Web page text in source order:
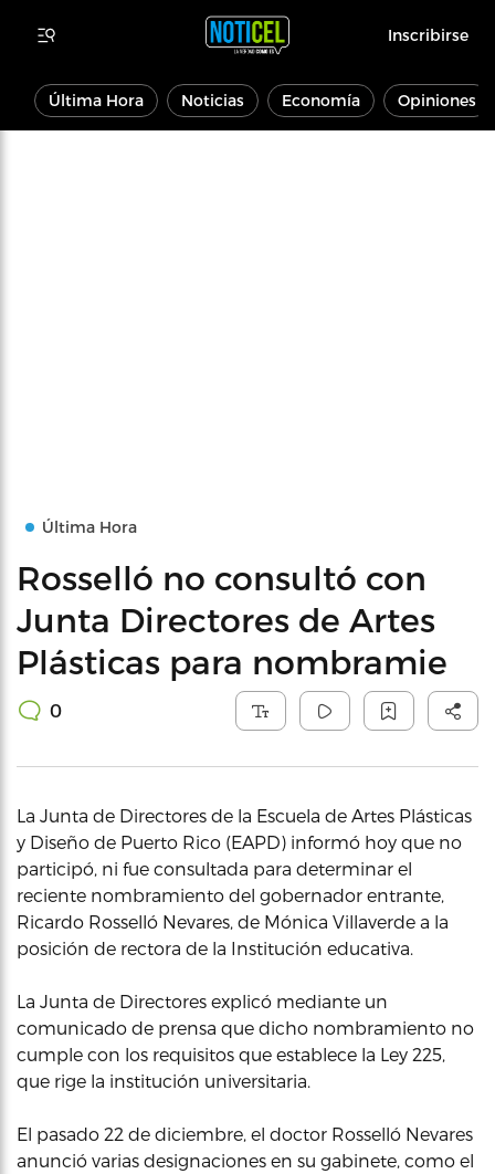
Inscribirse
Última Hora Noticias Economía Opiniones
Última Hora
Rosselló no consultó con
Junta Directores de Artes
Plásticas para nombramie
0
La Junta de Directores de la Escuela de Artes Plásticas
y Diseño de Puerto Rico (EAPD) informó hoy que no
participó, ni fue consultada para determinar el
reciente nombramiento del gobernador entrante,
Ricardo Rosselló Nevares, de Mónica Villaverde a la
posición de rectora de la Institución educativa.
La Junta de Directores explicó mediante un
comunicado de prensa que dicho nombramiento no
cumple con los requisitos que establece la Ley 225,
que rige la institución universitaria.
El pasado 22 de diciembre, el doctor Rosselló Nevares
anunció varias designaciones en su gabinete, como el